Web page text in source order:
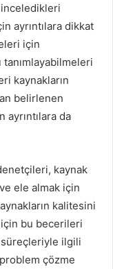
ayrıntılara dikkat
için
kaynakların
belirlenen
ayrıntılara da
kaynak
ele almak için
kalitesini
için bu becerileri
süreçleriyle ilgili
çözme